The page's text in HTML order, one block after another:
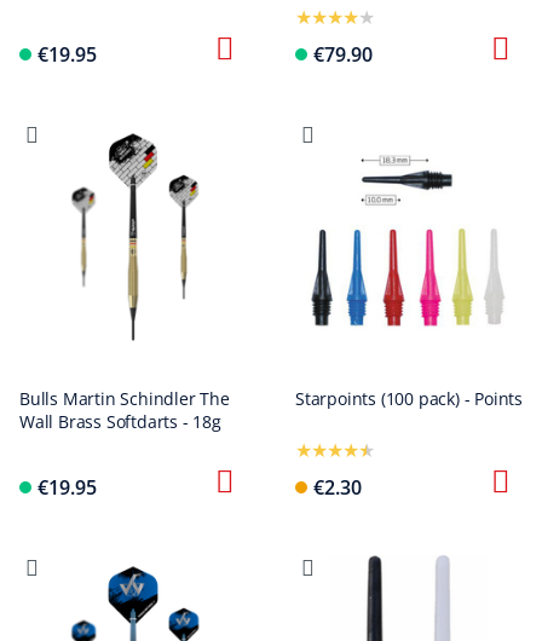
€19.95 €79.90
Bulls Martin Schindler The
Wall Brass Softdarts - 18g
€19.95
Starpoints (100 pack) - Points
€2.30